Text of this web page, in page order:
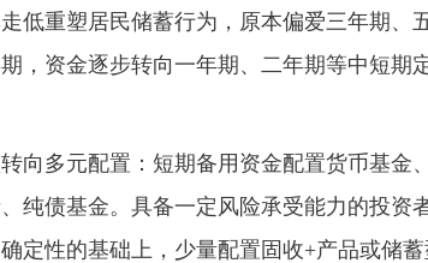
重塑居民储蓄行为，原本偏爱三年期、
，资金逐步转向一年期、二年期等中短期
多元配置：短期备用资金配置货币基金
纯债基金。具备一定风险承受能力的投资
定性的基础上，少量配置固收+产品或储